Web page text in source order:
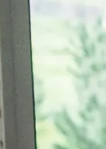
de
Gaming e
e
Executivo
de
Gestão de Redes)